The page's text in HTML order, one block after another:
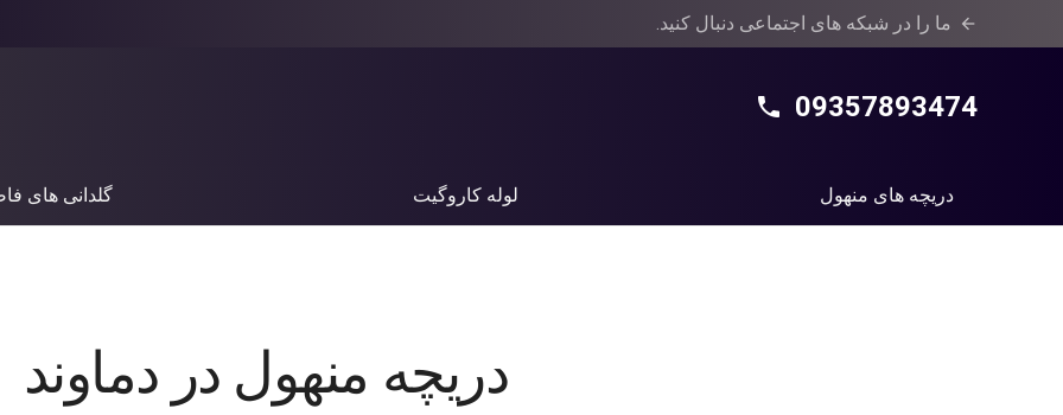
arrow_back ما را در شبکه های اجتماعی دنبال کنید.
09357893474
phone
دریچه های منهول لوله کاروگیت گلدانی های
دریچه منهول در دماوند